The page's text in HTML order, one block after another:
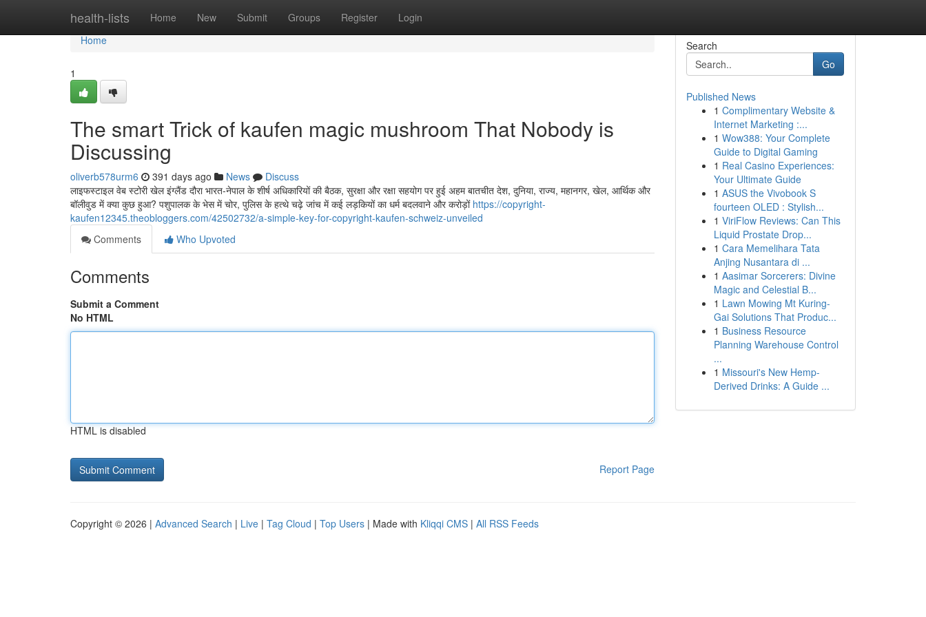
health-lists Home New Submit Groups Register Login
Home
Home
1
The smart Trick of kaufen magic mushroom That Nobody is
Discussing
oliverb578urm6 391 days ago News
Discuss
लाइफस्टाइल वेब स्टोरी खेल इंग्लैंड दौरा भारत-नेपाल के शीर्ष अधिकारियों की बैठक, सुरक्षा और रक्षा सहयोग पर हुई अहम बातचीत देश, दुनिया, राज्य, महानगर, खेल, आर्थिक और
बॉलीवुड में क्या कुछ हुआ? पशुपालक के भेस में चोर, पुलिस के हत्थे चढ़े जांच में कई लड़कियों का धर्म बदलवाने और करोड़ों https://copyright-
kaufen12345.theobloggers.com/42502732/a-simple-key-for-copyright-kaufen-schweiz-unveiled
Comments
Who Upvoted
Comments
Submit a Comment
No HTML
HTML is disabled
Report Page
Search
Go
Published News
1 Complimentary Website &
Internet Marketing :...
1 Wow388: Your Complete
Guide to Digital Gaming
1 Real Casino Experiences:
Your Ultimate Guide
1 ASUS the Vivobook S
fourteen OLED : Stylish...
1 ViriFlow Reviews: Can This
Liquid Prostate Drop...
1 Cara Memelihara Tata
Anjing Nusantara di ...
1 Aasimar Sorcerers: Divine
Magic and Celestial B...
1 Lawn Mowing Mt Kuring-
Gai Solutions That Produc...
1 Business Resource
Planning Warehouse Control
...
1 Missouri's New Hemp-
Derived Drinks: A Guide ...
Copyright © 2026 | Advanced Search | Live | Tag Cloud | Top Users | Made with Kliqqi CMS | All RSS Feeds